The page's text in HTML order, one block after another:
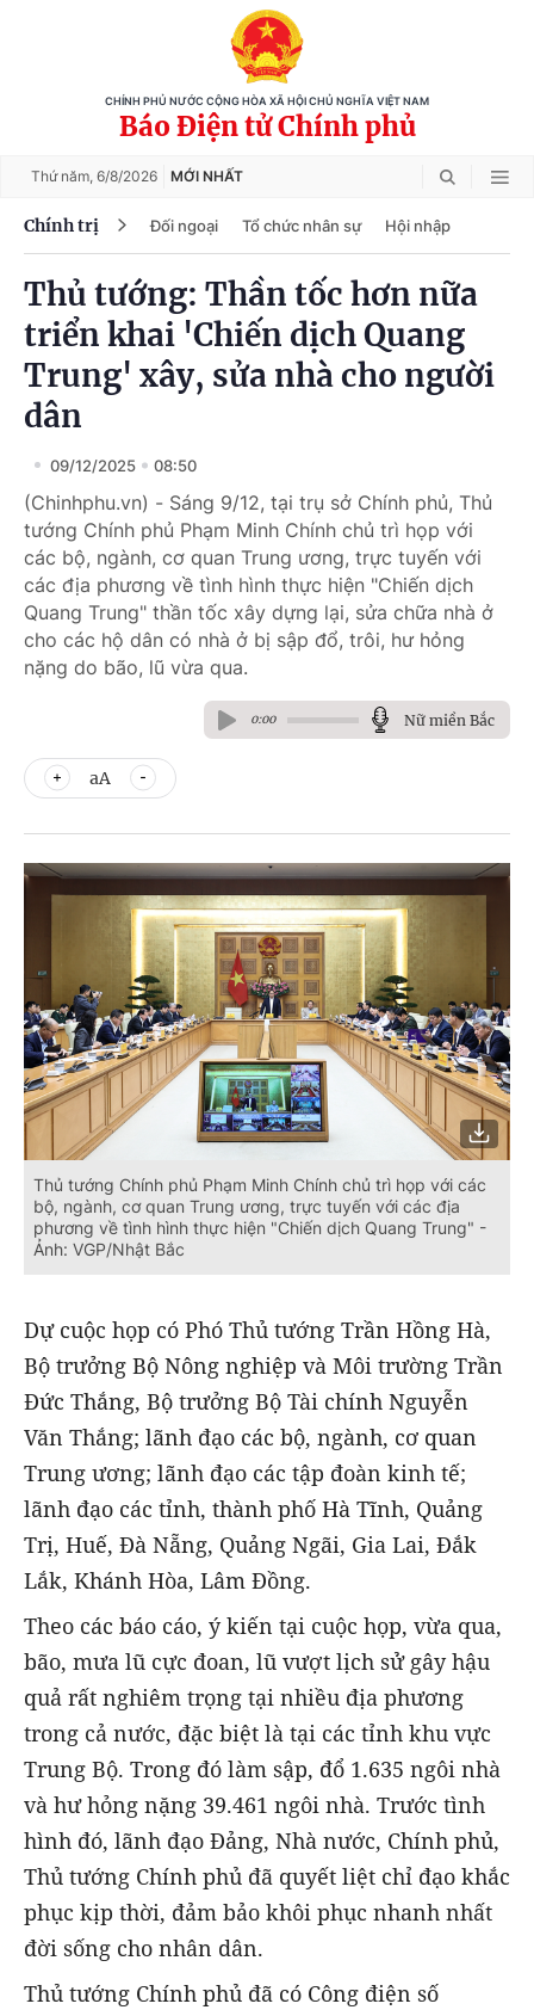
CHÍNH PHỦ NƯỚC CỘNG HÒA XÃ HỘI CHỦ NGHĨA VIỆT NAM
Báo Điện tử Chính phủ
Thứ năm, 6/8/2026 MỚI NHẤT
Chính trị Đối ngoại Tổ chức nhân sự Hội nhập
Thủ tướng: Thần tốc hơn nữa
triển khai 'Chiến dịch Quang
Trung' xây, sửa nhà cho người
dân
09/12/2025 08:50
(Chinhphu.vn) - Sáng 9/12, tại trụ sở Chính phủ, Thủ
tướng Chính phủ Phạm Minh Chính chủ trì họp với
các bộ, ngành, cơ quan Trung ương, trực tuyến với
các địa phương về tình hình thực hiện "Chiến dịch
Quang Trung" thần tốc xây dựng lại, sửa chữa nhà ở
cho các hộ dân có nhà ở bị sập đổ, trôi, hư hỏng
nặng do bão, lũ vừa qua.
0:00 Nữ miền Bắc
aA
Thủ tướng Chính phủ Phạm Minh Chính chủ trì họp với các
bộ, ngành, cơ quan Trung ương, trực tuyến với các địa
phương về tình hình thực hiện "Chiến dịch Quang Trung" -
Ảnh: VGP/Nhật Bắc
Dự cuộc họp có Phó Thủ tướng Trần Hồng Hà,
Bộ trưởng Bộ Nông nghiệp và Môi trường Trần
Đức Thắng, Bộ trưởng Bộ Tài chính Nguyễn
Văn Thắng; lãnh đạo các bộ, ngành, cơ quan
Trung ương; lãnh đạo các tập đoàn kinh tế;
lãnh đạo các tỉnh, thành phố Hà Tĩnh, Quảng
Trị, Huế, Đà Nẵng, Quảng Ngãi, Gia Lai, Đắk
Lắk, Khánh Hòa, Lâm Đồng.
Theo các báo cáo, ý kiến tại cuộc họp, vừa qua,
bão, mưa lũ cực đoan, lũ vượt lịch sử gây hậu
quả rất nghiêm trọng tại nhiều địa phương
trong cả nước, đặc biệt là tại các tỉnh khu vực
Trung Bộ. Trong đó làm sập, đổ 1.635 ngôi nhà
và hư hỏng nặng 39.461 ngôi nhà. Trước tình
hình đó, lãnh đạo Đảng, Nhà nước, Chính phủ,
Thủ tướng Chính phủ đã quyết liệt chỉ đạo khắc
phục kịp thời, đảm bảo khôi phục nhanh nhất
đời sống cho nhân dân.
Thủ tướng Chính phủ đã có Công điện số